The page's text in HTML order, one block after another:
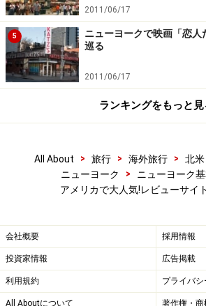
2011/06/17
5
ニューヨークで映画「恋
巡る
2011/06/17
ランキングをもっと見
All About > 旅行 > 海外旅行 > 北米
ニューヨーク
> ニューヨーク
アメリカで大人気!レビューサイ
会社概要 採用情報
投資家情報 広告掲載
利用規約 プライバ
All Aboutについて 著作権・商